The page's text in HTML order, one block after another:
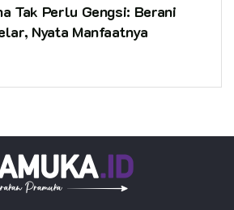
Tak Perlu Gengsi: Berani
Nyata Manfaatnya